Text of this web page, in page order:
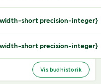
short precision-integer}
short precision-integer}
Vis budhistorik